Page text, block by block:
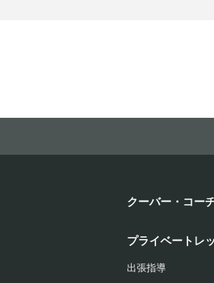
クーバー・コー
プライベートレ
出張指導